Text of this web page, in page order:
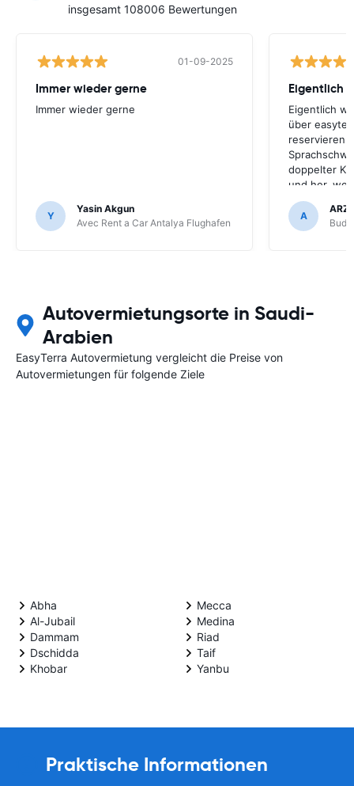
insgesamt 108006 Bewertungen
01-09-2025
Immer wieder gerne
Immer wieder gerne
Y
Yasin Akgun
Avec Rent a Car Antalya Flughafen
Eigentlich
Eigentlich
über
reservieren.
doppelter
und her,
ich
weil die
A
Autovermietungsorte in Saudi-
Arabien
EasyTerra Autovermietung vergleicht die Preise von
Autovermietungen für folgende Ziele
Abha
Al-Jubail
Dammam
Dschidda
Khobar
Mecca
Medina
Riad
Taif
Yanbu
Praktische Informationen